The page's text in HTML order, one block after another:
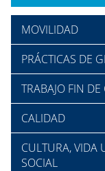
MOVILIDAD
PRÁCTICAS DE
TRABAJO FIN
CALIDAD
CULTURA, VIDA
SOCIAL